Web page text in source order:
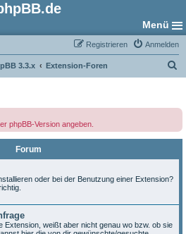
Menü
Anmelden
Registrieren
3.3.x Extension-Foren
e
phpBB-Version angeben.
Forum
oder bei der Benutzung einer Extension?
Extension, weißt aber nicht genau wo bzw. ob sie